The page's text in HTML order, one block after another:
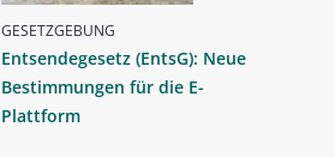
GESETZGEBUNG
Entsendegesetz (EntsG): Neue
Bestimmungen für die E-
Plattform